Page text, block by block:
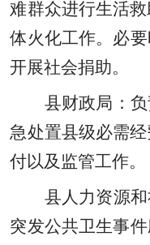
难群众进行生活救
体火化工作。必
开展社会捐助。
县财政局：
急处置县级必需
付以及监管工作。
县人力资源
突发公共卫生事